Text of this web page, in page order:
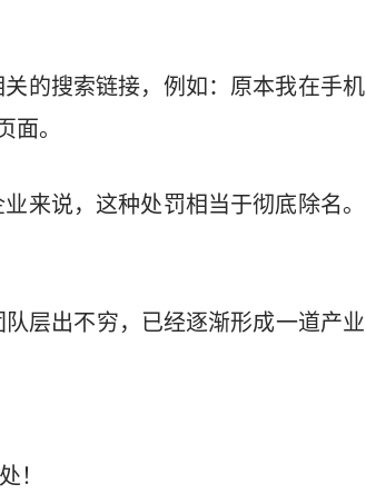
的搜索链接，例如：原本我在手机
面。
来说，这种处罚相当于彻底除名。
层出不穷，已经逐渐形成一道产业
！